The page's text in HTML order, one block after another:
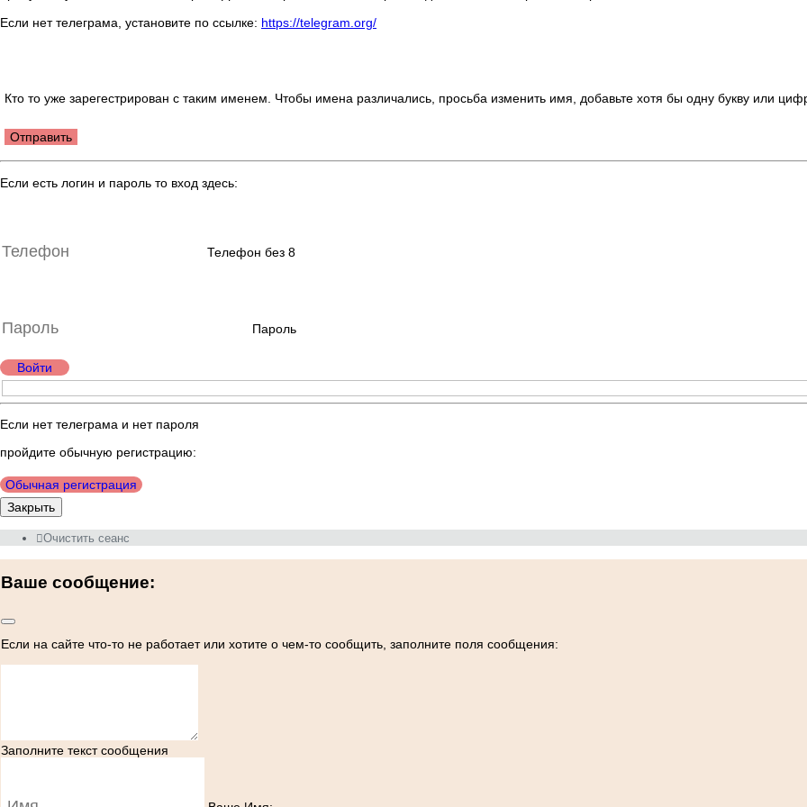
Если нет телеграма, установите по ссылке: https://telegram.org/
Кто то уже зарегестрирован с таким именем. Чтобы имена различались, просьба изменить имя, добавьте хотя бы одну букву или
Отправить
Если есть логин и пароль то вход здесь:
Телефон без 8
Пароль
Войти
Если нет телеграма и нет пароля
пройдите обычную регистрацию:
Обычная регистрация
Закрыть
Очистить сеанс
Ваше сообщение:
Если на сайте что-то не работает или хотите о чем-то сообщить, заполните поля сообщения:
Заполните текст сообщения